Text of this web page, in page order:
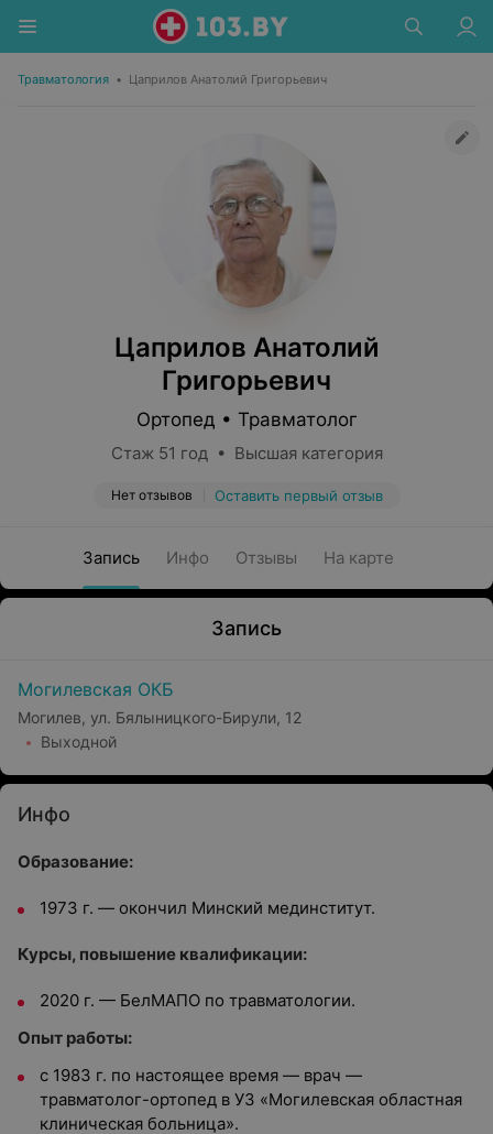
Травматология • Цаприлов Анатолий Григорьевич
Цаприлов Анатолий
Григорьевич
Ортопед • Травматолог
Стаж 51 год • Высшая категория
Нет отзывов Оставить первый отзыв
Запись Инфо Отзывы На карте
Запись
Могилевская ОКБ
Могилев, ул. Бялыницкого-Бирули, 12
Выходной
Инфо
Образование:
1973 г. — окончил Минский мединститут.
Курсы, повышение квалификации:
2020 г. — БелМАПО по травматологии.
Опыт работы:
с 1983 г. по настоящее время — врач —
травматолог-ортопед в УЗ «Могилевская областная
клиническая больница».